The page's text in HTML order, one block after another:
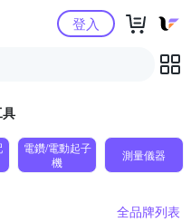
購物中心登入
電鑽/電動起子
機
測量儀器
全品牌列表